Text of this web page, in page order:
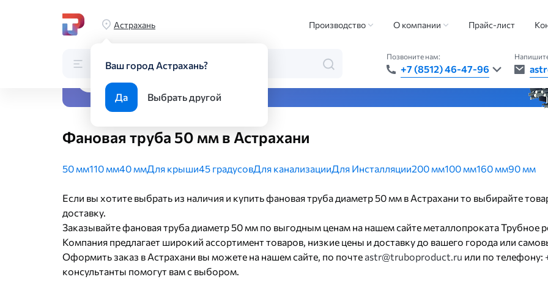
Астрахань
Ваш город Астрахань?
Да Выбрать другой
Производство О компании Прайс-лист
Каталог Поиск по каталогу
Позвоните нам:
+7 (8512) 46-47-96
Главная Каталог Фановая труба Фановая труба диаметр 50
Все виды металлопроката — быстро, точно, везде
Фановая труба 50 мм в Астрахани
50 мм110 мм40 ммДля крыши45 градусовДля канализацииДля Инсталляции200 мм100 мм160 мм90 мм
Если вы хотите выбрать из наличия и купить фановая труба диаметр 50 мм в Астрахани то выбирайте
доставку.
Заказывайте фановая труба диаметр 50 мм по выгодным ценам на нашем сайте металлопроката Трубное
Компания предлагает широкий ассортимент товаров, низкие цены и доставку до вашего города или
Оформить заказ в Астрахани вы можете на нашем сайте, по почте astr@truboproduct.ru или по телефону:
консультанты помогут вам с выбором.